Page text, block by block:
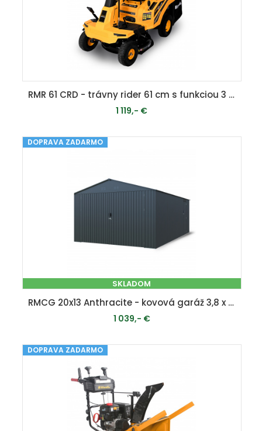
RMR 61 CRD - trávny rider 61 cm s funkciou 3 v 1 a automatickou prevodovkou
1 119,- €
MOMENTÁLNE VYPREDANÉ
DOPRAVA ZADARMO
SKLADOM
RMCG 20x13 Anthracite - kovová garáž 3,8 x 6 m se sedlovou střechou Antracit
1 039,- €
PRIDAŤ DO KOŠÍKA
DOPRAVA ZADARMO